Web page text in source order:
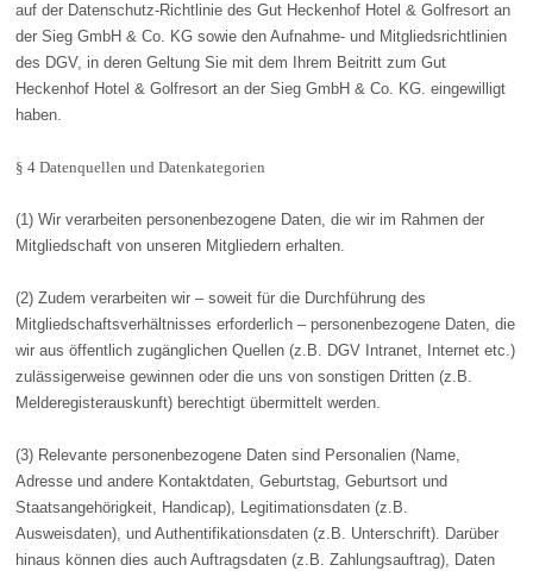
auf der Datenschutz-Richtlinie des Gut Heckenhof Hotel & Golfresort an
der Sieg GmbH & Co. KG sowie den Aufnahme- und Mitgliedsrichtlinien
des DGV, in deren Geltung Sie mit dem Ihrem Beitritt zum Gut
Heckenhof Hotel & Golfresort an der Sieg GmbH & Co. KG. eingewilligt
haben.
§ 4 Datenquellen und Datenkategorien
(1) Wir verarbeiten personenbezogene Daten, die wir im Rahmen der
Mitgliedschaft von unseren Mitgliedern erhalten.
(2) Zudem verarbeiten wir – soweit für die Durchführung des
Mitgliedschaftsverhältnisses erforderlich – personenbezogene Daten, die
wir aus öffentlich zugänglichen Quellen (z.B. DGV Intranet, Internet etc.)
zulässigerweise gewinnen oder die uns von sonstigen Dritten (z.B.
Melderegisterauskunft) berechtigt übermittelt werden.
(3) Relevante personenbezogene Daten sind Personalien (Name,
Adresse und andere Kontaktdaten, Geburtstag, Geburtsort und
Staatsangehörigkeit, Handicap), Legitimationsdaten (z.B.
Ausweisdaten), und Authentifikationsdaten (z.B. Unterschrift). Darüber
hinaus können dies auch Auftragsdaten (z.B. Zahlungsauftrag), Daten